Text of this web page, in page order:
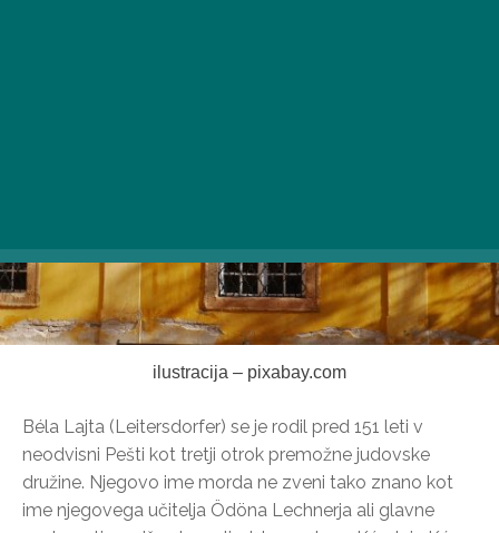
ilustracija – pixabay.com
Béla Lajta (Leitersdorfer) se je rodil pred 151 leti v
neodvisni Pešti kot tretji otrok premožne judovske
družine. Njegovo ime morda ne zveni tako znano kot
ime njegovega učitelja Ödöna Lechnerja ali glavne